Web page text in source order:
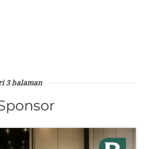
3 halaman